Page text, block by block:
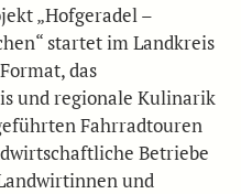
„Hofgeradel –
startet im Landkreis
das
und regionale Kulinarik
Fahrradtouren
Betriebe
und